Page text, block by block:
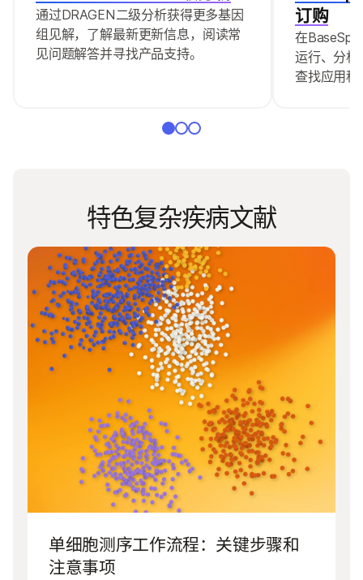
通过DRAGEN二级分析获得更多基因
组见解，了解最新更新信息，阅读常
见问题解答并寻找产品支持。
订购
在
运行、分
查找应用
特色复杂疾病文献
单细胞测序工作流程：关键步骤和
注意事项